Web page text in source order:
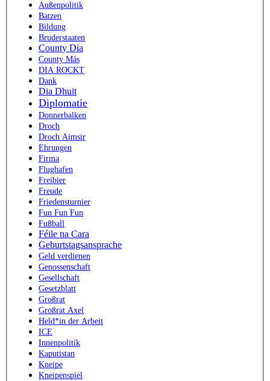
Außenpolitik
Batzen
Bildung
Bruderstaaten
County Dia
County Más
DIA ROCKT
Dank
Dia Dhuit
Diplomatie
Donnerbalken
Droch
Droch Aimsir
Ehrungen
Firma
Flughafen
Freibier
Freude
Friedensturnier
Fun Fun Fun
Fußball
Féile na Cara
Geburtstagsansprache
Geld verdienen
Genossenschaft
Gesellschaft
Gesetzblatt
Großrat
Großrat Axel
Held*in der Arbeit
ICE
Innenpolitik
Kaputistan
Kneipe
Kneipenspiel